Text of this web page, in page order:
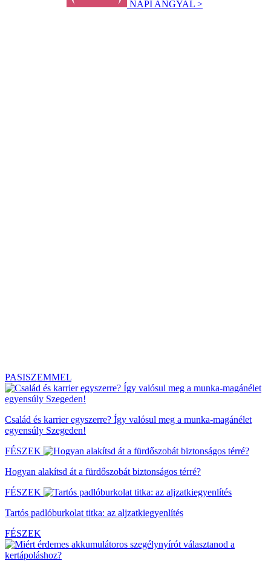
NAPI ANGYAL >
PASISZEMMEL
Család és karrier egyszerre? Így valósul meg a munka-magánélet
egyensúly Szegeden!
FÉSZEK
Hogyan alakítsd át a fürdőszobát biztonságos térré?
FÉSZEK
Tartós padlóburkolat titka: az aljzatkiegyenlítés
FÉSZEK